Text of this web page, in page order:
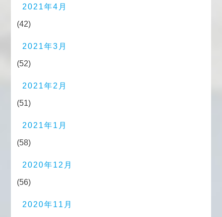
2021年4月
(42)
2021年3月
(52)
2021年2月
(51)
2021年1月
(58)
2020年12月
(56)
2020年11月